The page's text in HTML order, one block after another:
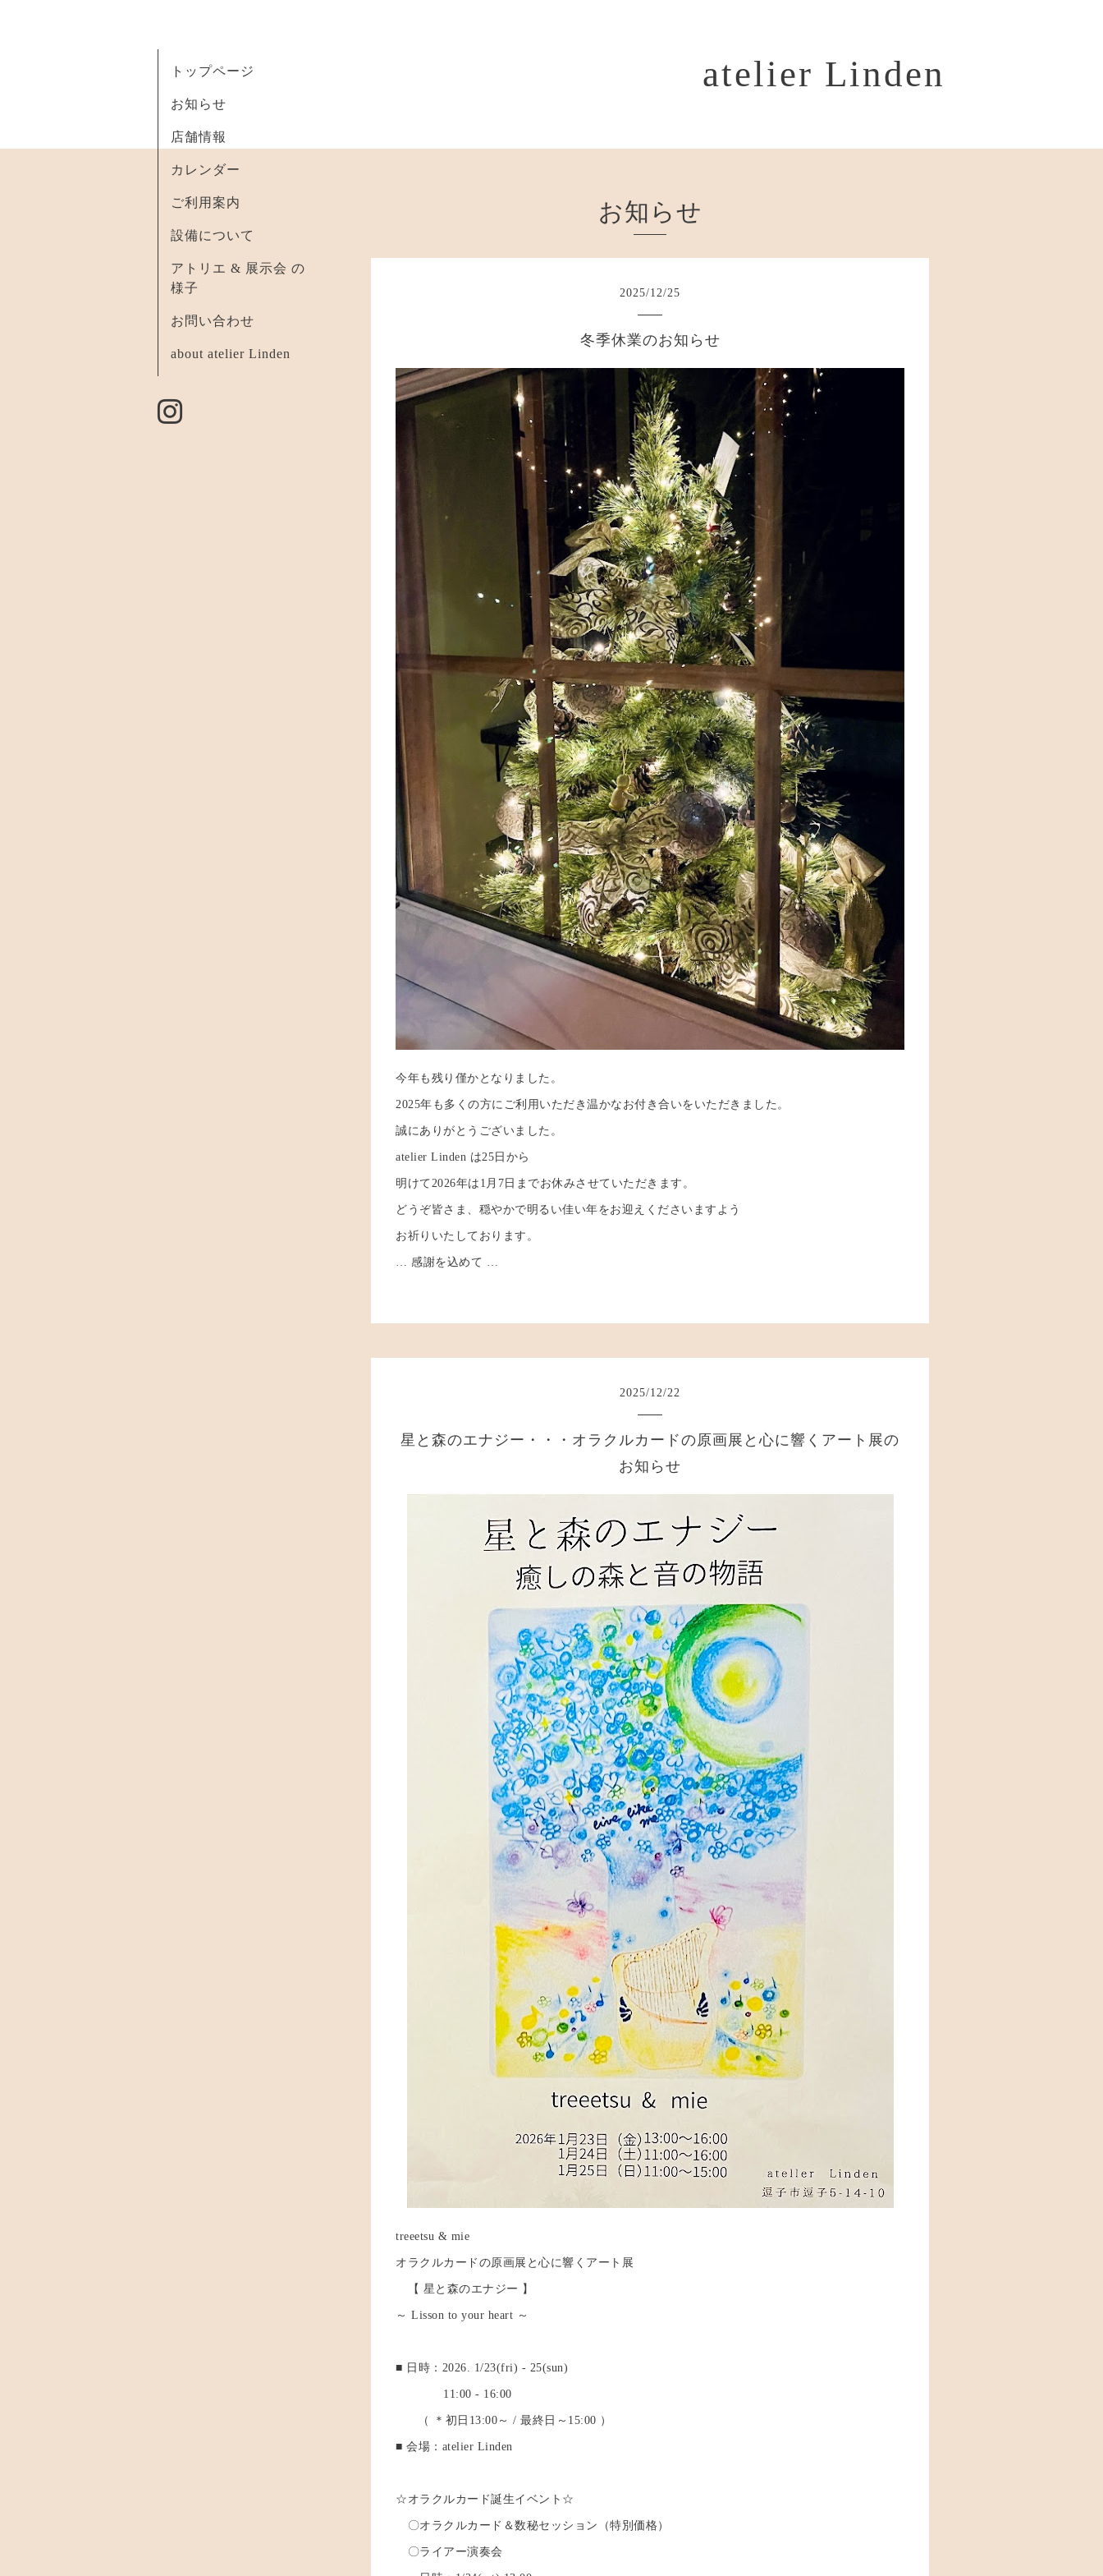
atelier Linden
トップページ
お知らせ
店舗情報
カレンダー
ご利用案内
設備について
アトリエ & 展示会 の
様子
お問い合わせ
about atelier Linden
お知らせ
2025/12/25
冬季休業のお知らせ
今年も残り僅かとなりました。
2025年も多くの方にご利用いただき温かなお付き合いをいただきました。
誠にありがとうございました。
atelier Linden は25日から
明けて2026年は1月7日までお休みさせていただきます。
どうぞ皆さま、穏やかで明るい佳い年をお迎えくださいますよう
お祈りいたしております。
… 感謝を込めて …
2025/12/22
星と森のエナジー・・・オラクルカードの原画展と心に響くアート展の
お知らせ
treeetsu & mie
オラクルカードの原画展と心に響くアート展
【 星と森のエナジー 】
～ Lisson to your heart ～
■ 日時：2026. 1/23(fri) - 25(sun)
11:00 - 16:00
（ ＊初日13:00～ / 最終日～15:00 ）
■ 会場：atelier Linden
☆オラクルカード誕生イベント☆
〇オラクルカード＆数秘セッション（特別価格）
〇ライアー演奏会